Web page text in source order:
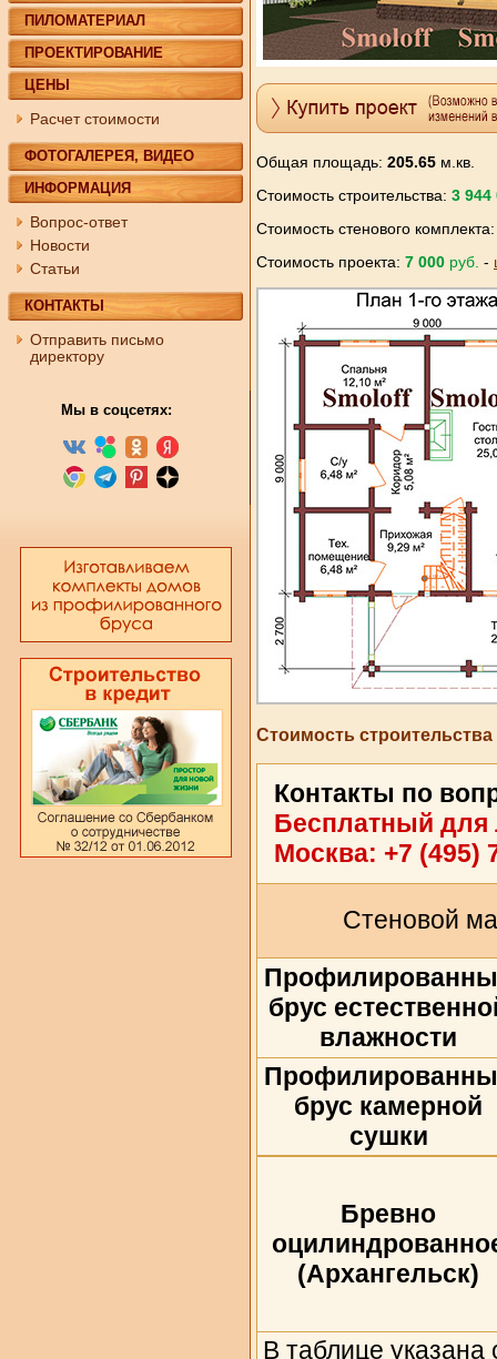
ПИЛОМАТЕРИАЛ
ПРОЕКТИРОВАНИЕ
ЦЕНЫ
Расчет стоимости
ФОТОГАЛЕРЕЯ, ВИДЕО
ИНФОРМАЦИЯ
Вопрос-ответ
Новости
Статьи
КОНТАКТЫ
Отправить письмо
директору
Мы в соцсетях:
Общая площадь: 205.65 м.кв.
Стоимость строительства: 3 944
Стоимость стенового
Стоимость проекта: 7 000 руб. -
Стоимость строительства
Контакты по
Бесплатный для
Москва: +7 (495)
Стеновой
брус
влажности
брус камерной
сушки
Бревно
(Архангельск)
В таблице указана